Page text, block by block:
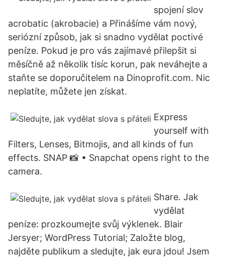
spojení slov
acrobatic (akrobacie) a Přinášíme vám nový,
seriózní způsob, jak si snadno vydělat poctivé
peníze. Pokud je pro vás zajímavé přilepšit si
měsíčně až několik tisíc korun, pak neváhejte a
staňte se doporučitelem na Dinoprofit.com. Nic
neplatíte, můžete jen získat.
Express
yourself with
Filters, Lenses, Bitmojis, and all kinds of fun
effects. SNAP 📸 • Snapchat opens right to the
camera.
Share. Jak
vydělat
peníze: prozkoumejte svůj výklenek. Blair
Jersyer; WordPress Tutorial; Založte blog,
najděte publikum a sledujte, jak eura jdou! Jsem